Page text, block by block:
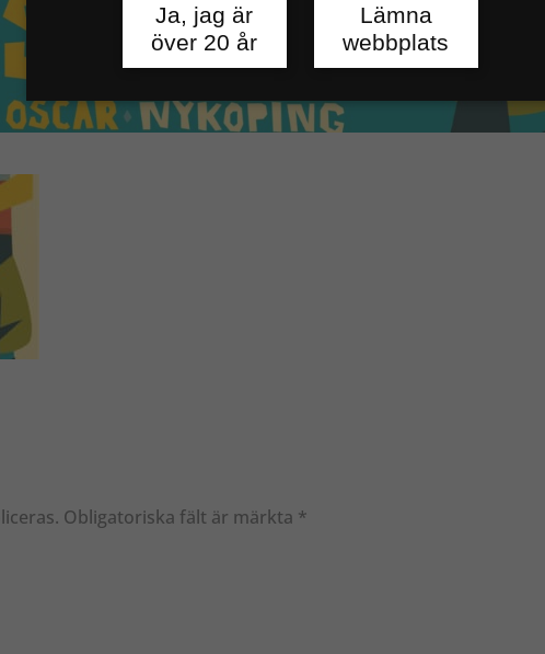
Obligatoriska fält är märkta *
Ja, jag är
över 20 år
Lämna
webbplats